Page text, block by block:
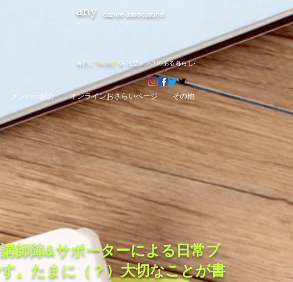
any dance association
毎日に"happy" を-社交ダンスのある暮らし-
メンバー紹介 オンラインおさらいページ その他
師陣&サポーターによる日常ブ
。たまに（？）大切なことが書